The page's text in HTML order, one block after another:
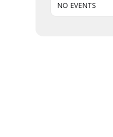
NO EVENTS